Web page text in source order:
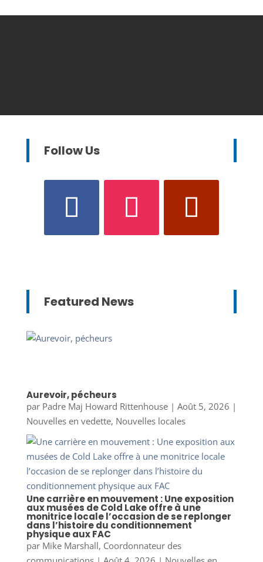
Follow Us
Featured News
Aurevoir, pécheurs
par Padre Maj Howard Rittenhouse| Août 5, 2026 |
Nouvelles en vedette, Nouvelles locales
Une carrière en mouvement : Une exposition
aux musées de Cold Lake offre à une
monitrice locale l’occasion de se replonger
dans l’histoire du conditionnement
physique aux FAC
par Mike Marshall, Coordonnateur des